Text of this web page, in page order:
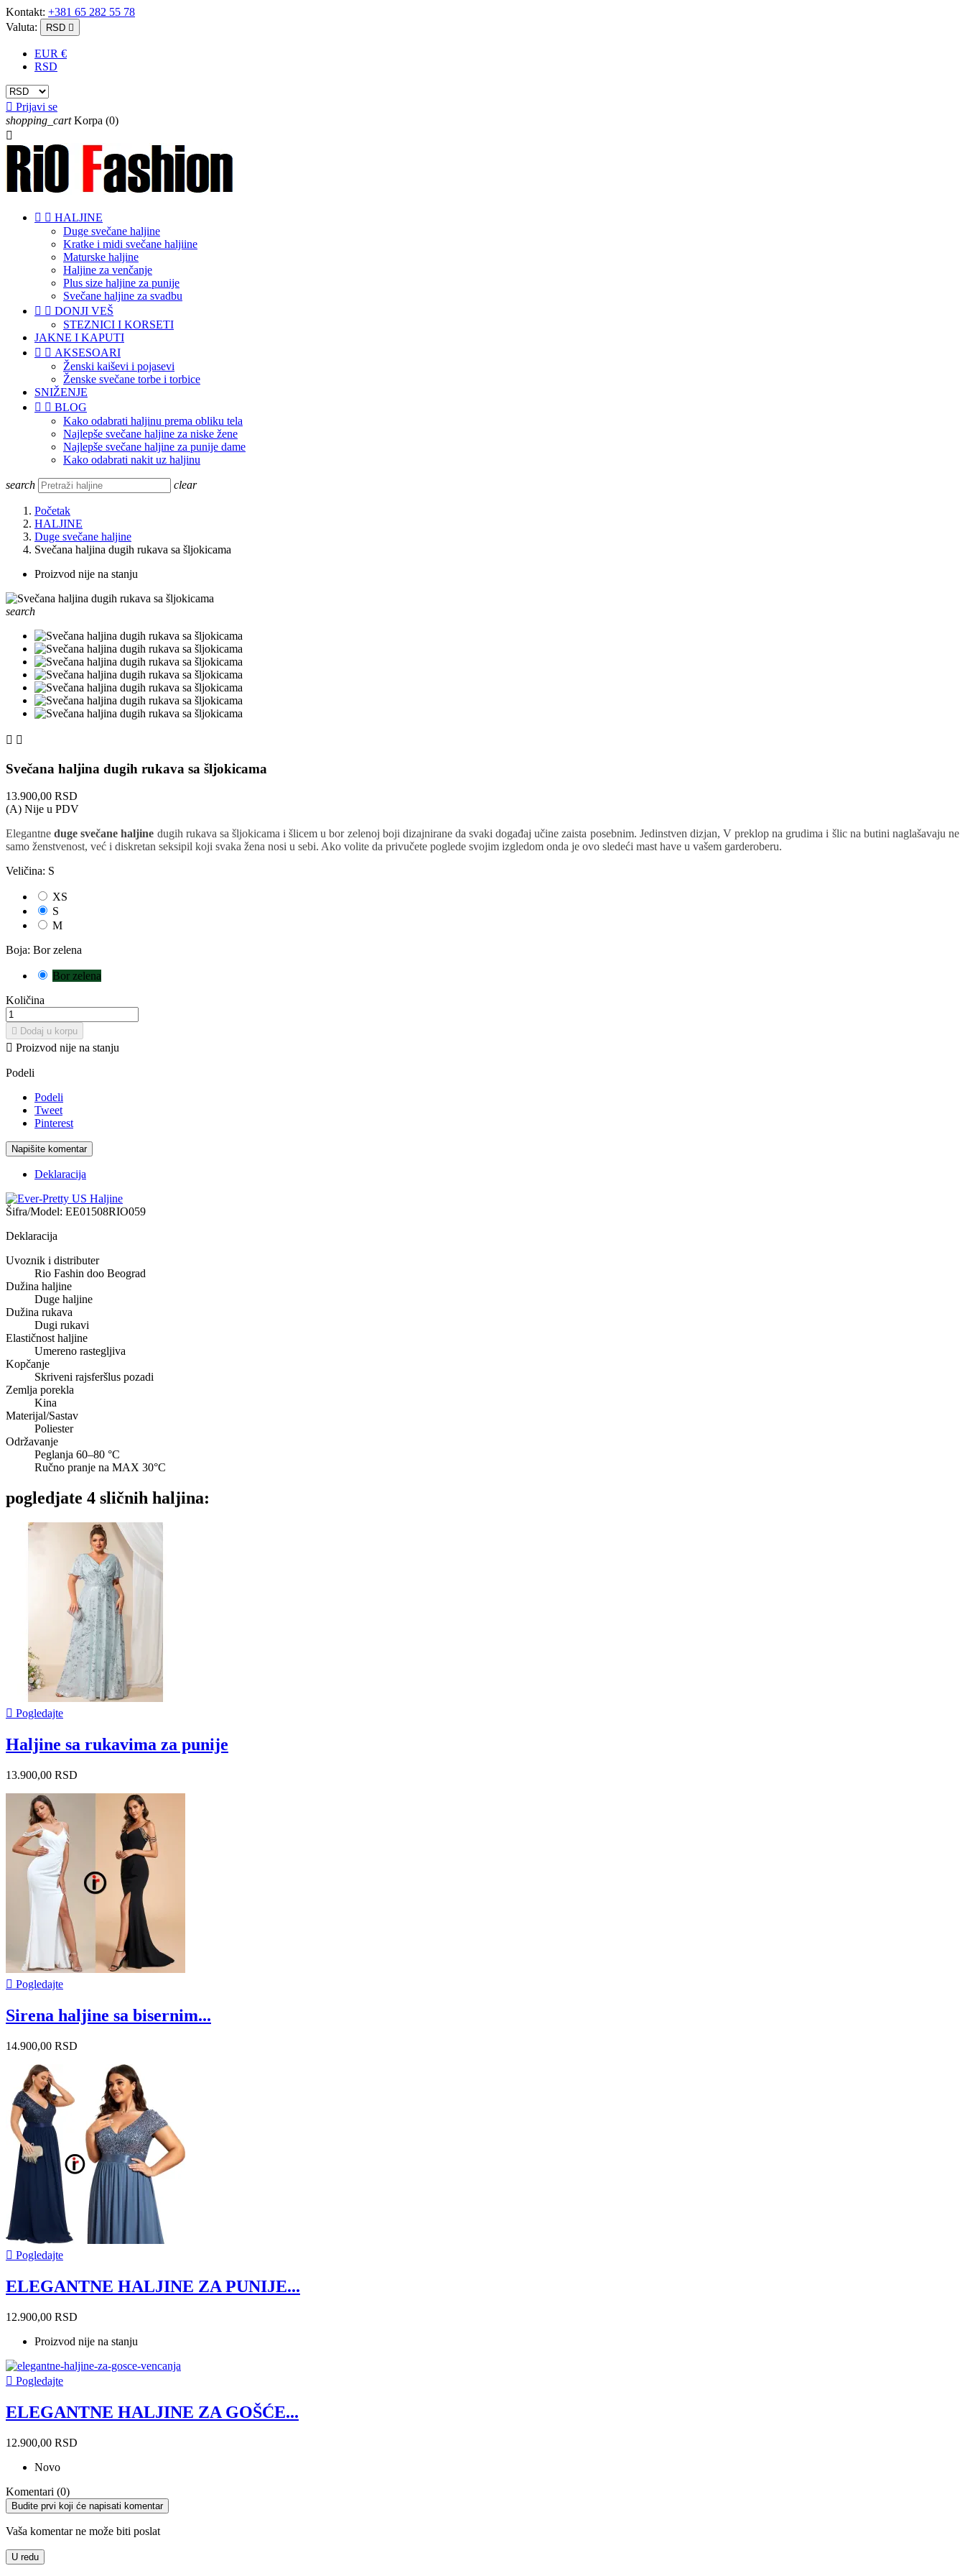
Kontakt: +381 65 282 55 78
Valuta:
RSD 
EUR €
RSD
 Prijavi se
shopping_cart Korpa (0)

  HALJINE
Duge svečane haljine
Kratke i midi svečane haljiine
Maturske haljine
Haljine za venčanje
Plus size haljine za punije
Svečane haljine za svadbu
  DONJI VEŠ
STEZNICI I KORSETI
JAKNE I KAPUTI
  AKSESOARI
Ženski kaiševi i pojasevi
Ženske svečane torbe i torbice
SNIŽENJE
  BLOG
Kako odabrati haljinu prema obliku tela
Najlepše svečane haljine za niske žene
Najlepše svečane haljine za punije dame
Kako odabrati nakit uz haljinu
search clear
Početak
HALJINE
Duge svečane haljine
Svečana haljina dugih rukava sa šljokicama
Proizvod nije na stanju
search
 
Svečana haljina dugih rukava sa šljokicama
13.900,00 RSD
(A) Nije u PDV
Elegantneduge svečane haljine dugih rukava sa šljokicama i šlicem u bor zelenoj boji dizajnirane da svaki događaj učine zaista posebnim. Jedinstven dizjan, V preklop na grudima i šlic na butini naglašavaju ne
samo ženstvenost, već i diskretan seksipil koji svaka žena nosi u sebi. Ako volite da privučete poglede svojim izgledom onda je ovo sledeći mast have u vašem garderoberu.
Veličina: S
XS
S
M
Boja: Bor zelena
Bor zelena
Količina
 Dodaj u korpu
 Proizvod nije na stanju
Podeli
Podeli
Tweet
Pinterest
Napišite komentar
Deklaracija
Šifra/Model: EE01508RIO059
Deklaracija
Uvoznik i distributer
Rio Fashin doo Beograd
Dužina haljine
Duge haljine
Dužina rukava
Dugi rukavi
Elastičnost haljine
Umereno rastegljiva
Kopčanje
Skriveni rajsferšlus pozadi
Zemlja porekla
Kina
Materijal/Sastav
Poliester
Održavanje
Peglanja 60–80 °C
Ručno pranje na MAX 30°C
pogledjate 4 sličnih haljina:
 Pogledajte
Haljine sa rukavima za punije
13.900,00 RSD
 Pogledajte
Sirena haljine sa bisernim...
14.900,00 RSD
 Pogledajte
ELEGANTNE HALJINE ZA PUNIJE...
12.900,00 RSD
Proizvod nije na stanju
 Pogledajte
ELEGANTNE HALJINE ZA GOŠĆE...
12.900,00 RSD
Novo
Komentari (0)
Budite prvi koji će napisati komentar
Vaša komentar ne može biti poslat
U redu